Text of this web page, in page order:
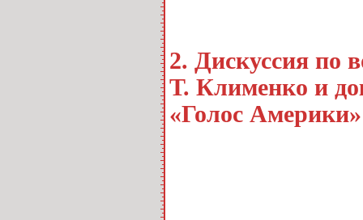
2. Дискуссия по
Т. Клименко и
«Голос Америки»